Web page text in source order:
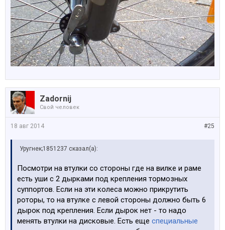
Zadornij
Свой человек
#25
18 авг 2014
Уругнек;1851237 сказал(а):
Посмотри на втулки со стороны где на вилке и раме
есть уши с 2 дырками под крепления тормозных
суппортов. Если на эти колеса можно прикрутить
роторы, то на втулке с левой стороны должно быть 6
дырок под крепления. Если дырок нет - то надо
менять втулки на дисковые. Есть еще специальные